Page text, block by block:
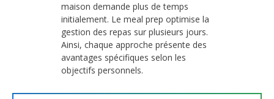
maison demande plus de temps
initialement. Le meal prep optimise la
gestion des repas sur plusieurs jours.
Ainsi, chaque approche présente des
avantages spécifiques selon les
objectifs personnels.